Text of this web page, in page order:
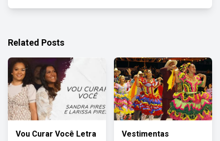
Related Posts
Vou Curar Você Letra Vestimentas